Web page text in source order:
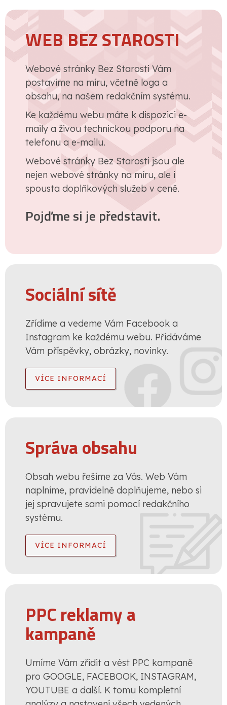
WEB BEZ STAROSTI
Webové stránky Bez Starosti Vám
postavíme na míru, včetně loga a
obsahu, na našem redakčním systému.
Ke každému webu máte k dispozici e-
maily a živou technickou podporu na
telefonu a e-mailu.
Webové stránky Bez Starosti jsou ale
nejen webové stránky na míru, ale i
spousta doplňkových služeb v ceně.
Pojďme si je představit.
Sociální sítě
Zřídíme a vedeme Vám Facebook a
Instagram ke každému webu. Přidáváme
Vám příspěvky, obrázky, novinky.
VÍCE INFORMACÍ
Správa obsahu
Obsah webu řešíme za Vás. Web Vám
naplníme, pravidelně doplňujeme, nebo si
jej spravujete sami pomocí redakčního
systému.
VÍCE INFORMACÍ
PPC reklamy a
kampaně
Umíme Vám zřídit a vést PPC kampaně
pro GOOGLE, FACEBOOK, INSTAGRAM,
YOUTUBE a další. K tomu kompletní